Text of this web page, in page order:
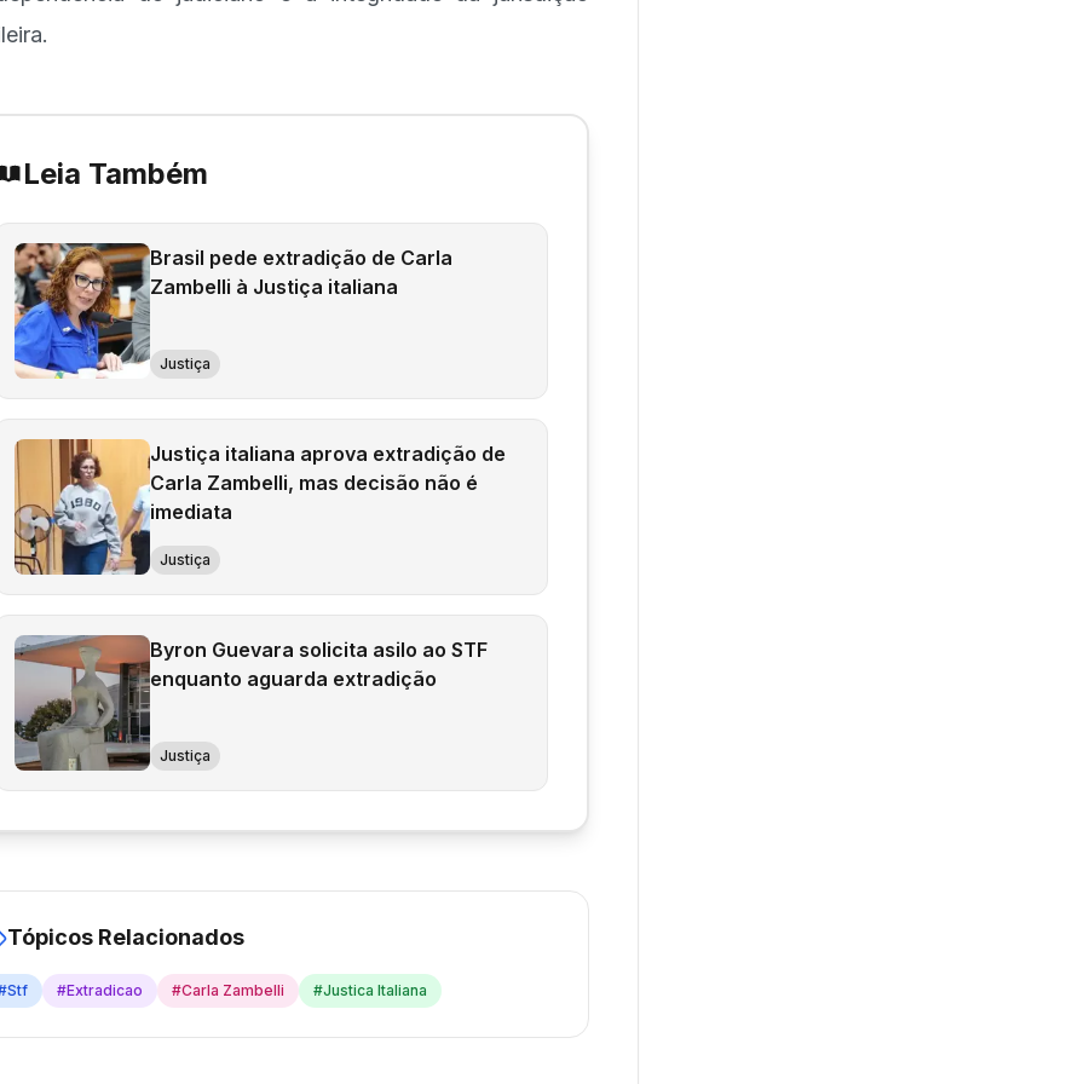
Leia Também
Brasil pede extradição de Carla
Zambelli à Justiça italiana
Justiça
Justiça italiana aprova extradição de
Carla Zambelli, mas decisão não é
imediata
Justiça
Byron Guevara solicita asilo ao STF
enquanto aguarda extradição
Justiça
Tópicos Relacionados
Stf #Extradicao #Carla Zambelli #Justica Italiana